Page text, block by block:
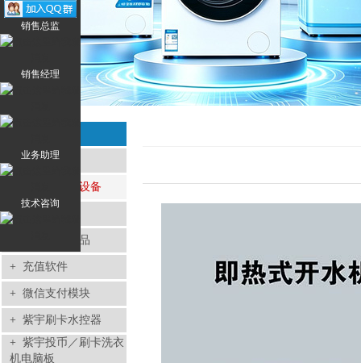
销售总监
销售经理
业务助理
技术咨询
+商用洗衣机
商用直饮水设备
+
其他商用产品
+ 充值软件
+ 微信支付模块
+ 紫宇刷卡水控器
+ 紫宇投币／刷卡洗衣
机电脑板